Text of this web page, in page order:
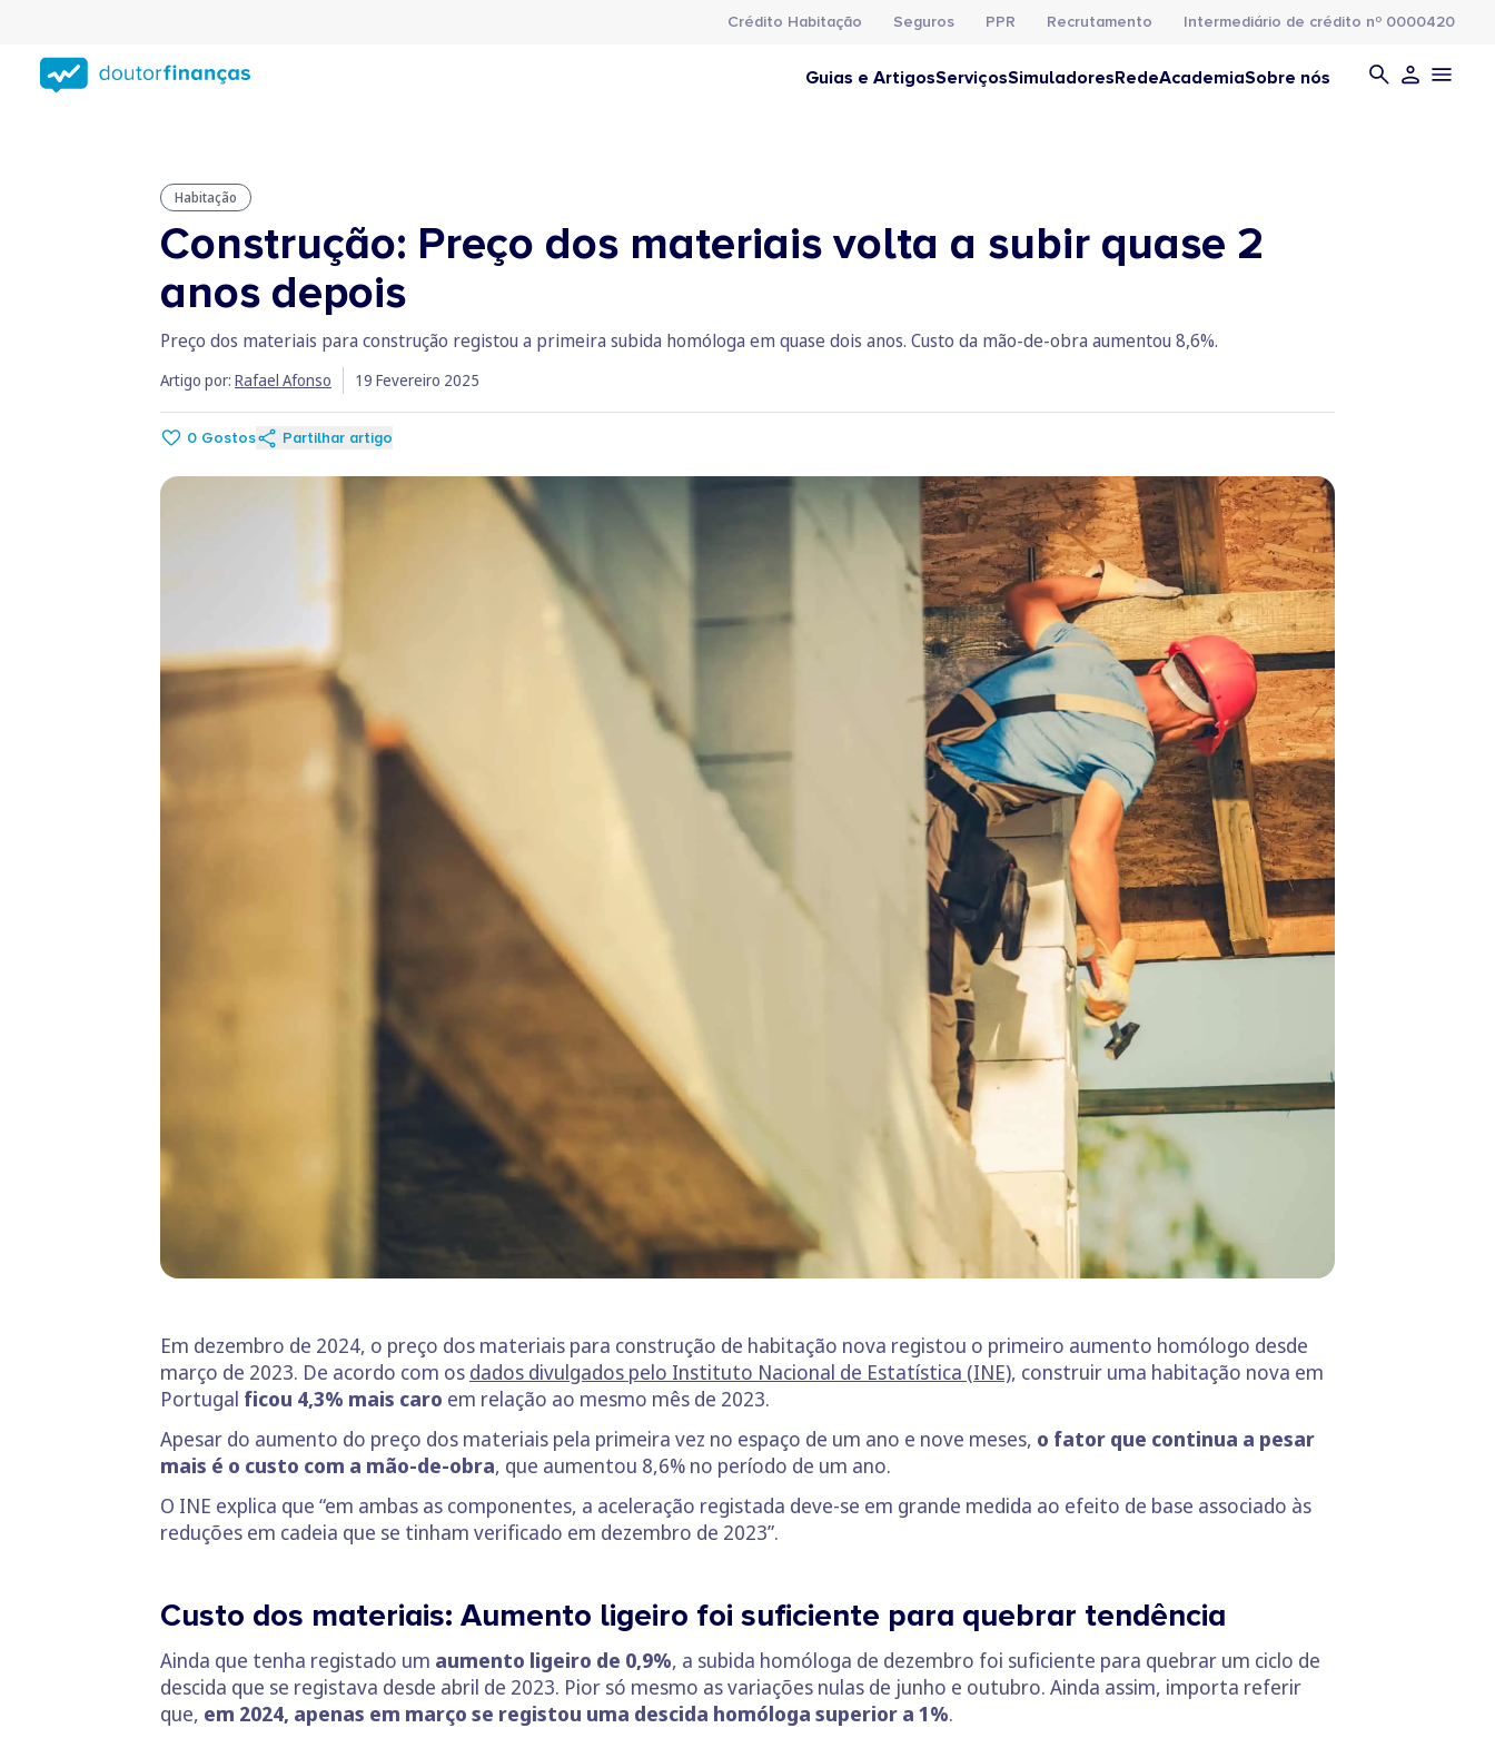
conteúdo
principal
Crédito Habitação Seguros PPR Recrutamento Intermediário de crédito nº 0000420
Guias e ArtigosServiçosSimuladoresRedeAcademiaSobre nós
Habitação
Construção: Preço dos materiais volta a subir quase 2
anos depois
Preço dos materiais para construção registou a primeira subida homóloga em quase dois anos. Custo da mão-de-obra aumentou 8,6%.
Artigo por: Rafael Afonso 19 Fevereiro 2025
0 Gostos Partilhar artigo
Em dezembro de 2024, o preço dos materiais para construção de habitação nova registou o primeiro aumento homólogo desde
março de 2023. De acordo com os dados divulgados pelo Instituto Nacional de Estatística (INE), construir uma habitação nova em
Portugal ficou 4,3% mais caro em relação ao mesmo mês de 2023.
Apesar do aumento do preço dos materiais pela primeira vez no espaço de um ano e nove meses, o fator que continua a pesar
mais é o custo com a mão-de-obra, que aumentou 8,6% no período de um ano.
O INE explica que “em ambas as componentes, a aceleração registada deve-se em grande medida ao efeito de base associado às
reduções em cadeia que se tinham verificado em dezembro de 2023”.
Custo dos materiais: Aumento ligeiro foi suficiente para quebrar tendência
Ainda que tenha registado um aumento ligeiro de 0,9%, a subida homóloga de dezembro foi suficiente para quebrar um ciclo de
descida que se registava desde abril de 2023. Pior só mesmo as variações nulas de junho e outubro. Ainda assim, importa referir
que, em 2024, apenas em março se registou uma descida homóloga superior a 1%.